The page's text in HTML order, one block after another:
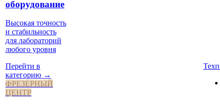
оборудование
Высокая точность
и стабильность
для лабораторий
любого уровня
Перейти в
категорию →
ФРЕЗЕРНЫЙ
ЦЕНТР